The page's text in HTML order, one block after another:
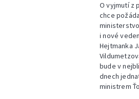
O vyjmutí z
chce
i nové
Hejtmanka
bude v
dnech
ministrem